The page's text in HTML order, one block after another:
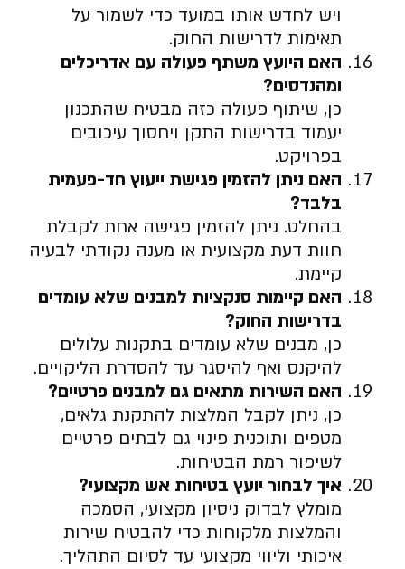
ויש לחדש אותו במועד כדי לשמור על
תאימות לדרישות החוק.
האם היועץ משתף פעולה עם אדריכלים
ומהנדסים?
כן, שיתוף פעולה כזה מבטיח שהתכנון
יעמוד בדרישות התקן ויחסוך עיכובים
בפרויקט.
האם ניתן להזמין פגישת ייעוץ חד-פעמית
בלבד?
בהחלט. ניתן להזמין פגישה אחת לקבלת
חוות דעת מקצועית או מענה נקודתי לבעיה
קיימת.
האם קיימות סנקציות למבנים שלא עומדים
בדרישות החוק?
כן, מבנים שלא עומדים בתקנות עלולים
להיקנס ואף להיסגר עד להסדרת הליקויים.
האם השירות מתאים גם למבנים פרטיים?
כן, ניתן לקבל המלצות להתקנת גלאים,
מטפים ותוכנית פינוי גם לבתים פרטיים
לשיפור רמת הבטיחות.
איך לבחור יועץ בטיחות אש מקצועי?
מומלץ לבדוק ניסיון מקצועי, הסמכה
והמלצות מלקוחות כדי להבטיח שירות
איכותי וליווי מקצועי עד לסיום התהליך.